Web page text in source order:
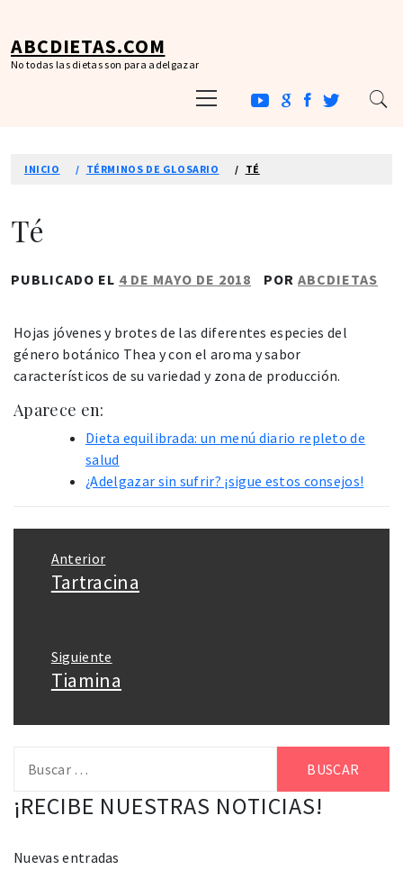
contenido
ABCDIETAS.COM
No todas las dietas son para adelgazar
principal
INICIO TÉRMINOS DE GLOSARIO TÉ
Té
PUBLICADO EL 4 DE MAYO DE 2018 POR ABCDIETAS
Hojas jóvenes y brotes de las diferentes especies del
género botánico Thea y con el aroma y sabor
característicos de su variedad y zona de producción.
Aparece en:
Dieta equilibrada: un menú diario repleto de
salud
¿Adelgazar sin sufrir? ¡sigue estos consejos!
entradas
Anterior
Entrada
Tartracina
Siguiente
Entrada
Tiamina
¡RECIBE NUESTRAS NOTICIAS!
Nuevas entradas